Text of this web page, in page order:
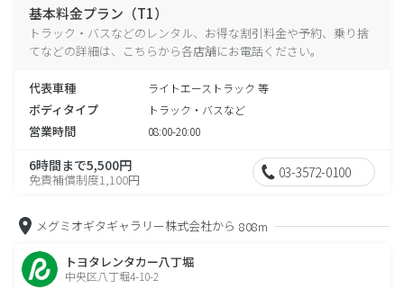
基本料金プラン（T1）
トラック・バスなどのレンタル、お得な割引料金や予約、乗り捨
てなどの詳細は、こちらから各店舗にお電話ください。
代表車種 ライトエーストラック 等
ボディタイプ トラック・バスなど
営業時間 08:00-20:00
6時間まで5,500円
免責補償制度1,100円 03-3572-0100
メグミオギタギャラリー株式会社から 808m
トヨタレンタカー八丁堀
中央区八丁堀4-10-2